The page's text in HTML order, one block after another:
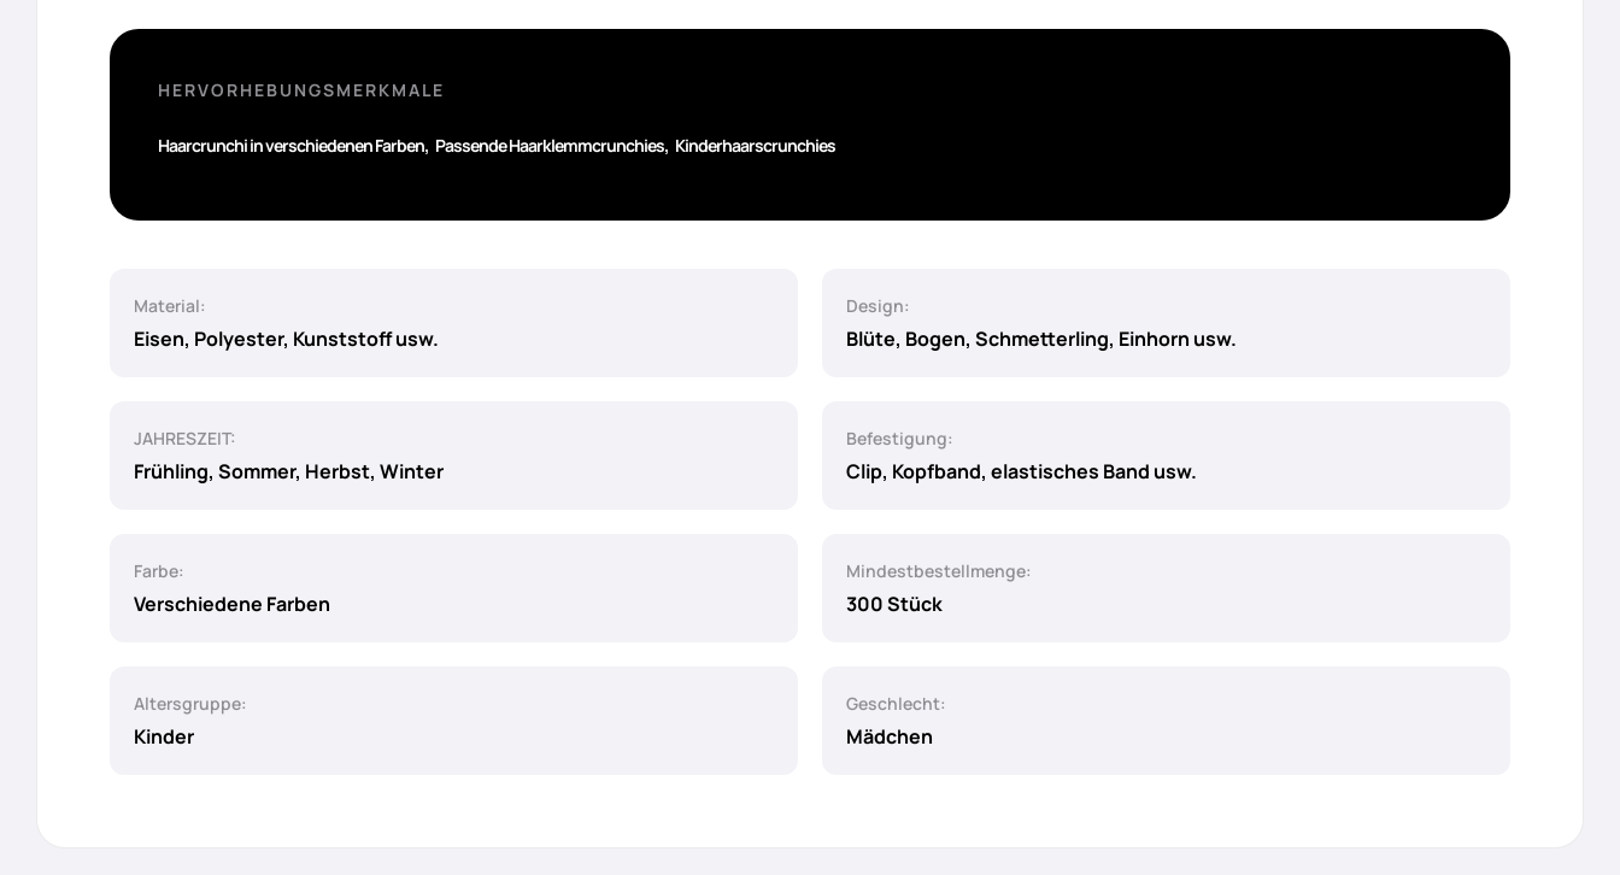
HERVORHEBUNGSMERKMALE
Haarcrunchi in verschiedenen Farben, Passende Haarklemmcrunchies, Kinderhaarscrunchies
Material:
Eisen, Polyester, Kunststoff usw.
Design:
Blüte, Bogen, Schmetterling, Einhorn usw.
JAHRESZEIT:
Frühling, Sommer, Herbst, Winter
Befestigung:
Clip, Kopfband, elastisches Band usw.
Farbe:
Verschiedene Farben
Mindestbestellmenge:
300 Stück
Altersgruppe:
Kinder
Geschlecht:
Mädchen